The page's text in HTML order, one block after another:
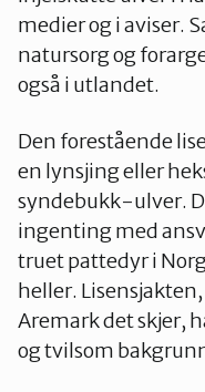
medier og i aviser.
natursorg og
også i utlandet.
Den forestående
en lynsjing eller
syndebukk-ulver.
ingenting med
truet pattedyr i
heller.
Aremark det skjer,
og tvilsom